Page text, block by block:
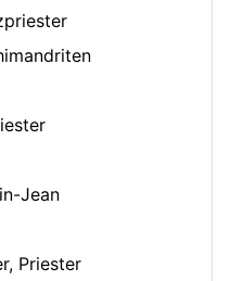
Jean
Priester